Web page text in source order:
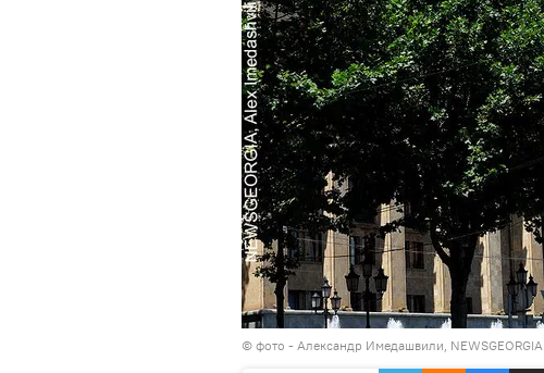
© фото - Александр Имедашвили, NEWSGEORGIA